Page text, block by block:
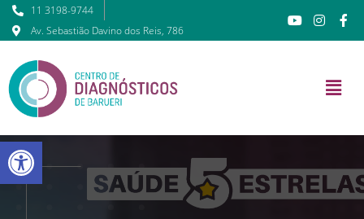
11 3198-9744
Av. Sebastião Davino dos Reis, 786
Barra de Ferramentas